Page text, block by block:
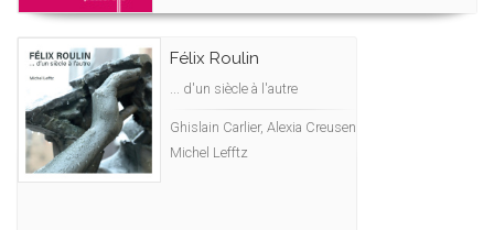
Félix Roulin
... d'un siècle à l'autre
Ghislain Carlier, Alexia Creusen
Michel Lefftz